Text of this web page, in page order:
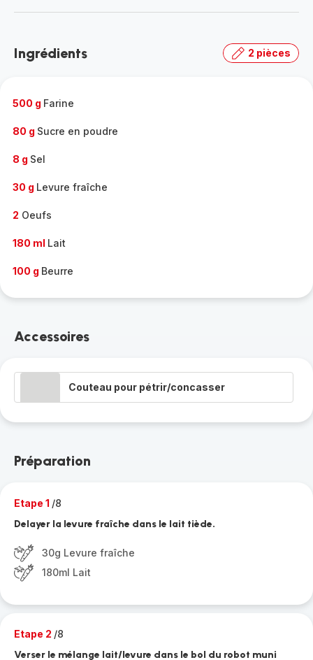
-
gamme
Ingrédients 2 pièces
500 g Farine
80 g Sucre en poudre
8 g Sel
30 g Levure fraîche
2 Oeufs
180 ml Lait
100 g Beurre
Accessoires
Couteau pour pétrir/concasser
Préparation
Etape 1 /8
Delayer la levure fraîche dans le lait tiède.
30g Levure fraîche
180ml Lait
Etape 2 /8
Verser le mélange lait/levure dans le bol du robot muni